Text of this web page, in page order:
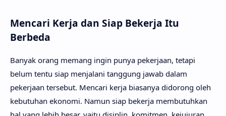
Mencari Kerja dan Siap Bekerja Itu
Berbeda
Banyak orang memang ingin punya pekerjaan, tetapi
belum tentu siap menjalani tanggung jawab dalam
pekerjaan tersebut. Mencari kerja biasanya didorong oleh
kebutuhan ekonomi. Namun siap bekerja membutuhkan